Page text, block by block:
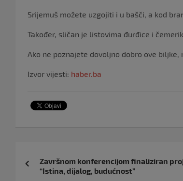
Srijemuš možete uzgojiti i u bašči, a kod
Također, sličan je listovima đurđice i
Ako ne poznajete dovoljno dobro ove
Izvor vijesti: haber.ba
objava
Završnom konferencijom finaliziran
“Istina, dijalog, budućnost”